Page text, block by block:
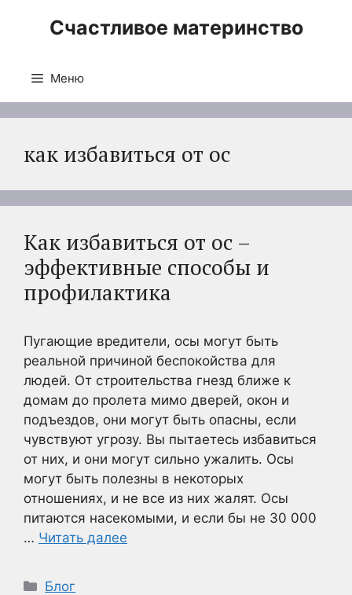
Счастливое материнство
Меню
как избавиться от ос
Как избавиться от ос –
эффективные способы и
профилактика
Пугающие вредители, осы могут быть
реальной причиной беспокойства для
людей. От строительства гнезд ближе к
домам до пролета мимо дверей, окон и
подъездов, они могут быть опасны, если
чувствуют угрозу. Вы пытаетесь избавиться
от них, и они могут сильно ужалить. Осы
могут быть полезны в некоторых
отношениях, и не все из них жалят. Осы
питаются насекомыми, и если бы не 30 000
… Читать далее
Рубрики
Блог